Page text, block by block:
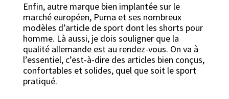
Enfin, autre marque bien implantée sur le
marché européen, Puma et ses nombreux
modèles d’article de sport dont les shorts pour
homme. Là aussi, je dois souligner que la
qualité allemande est au rendez-vous. On va à
l’essentiel, c’est-à-dire des articles bien conçus,
confortables et solides, quel que soit le sport
pratiqué.